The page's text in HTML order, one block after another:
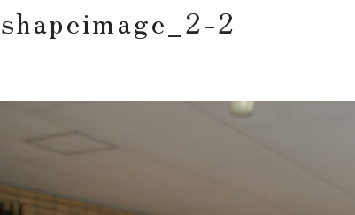
shapeimage_2-2